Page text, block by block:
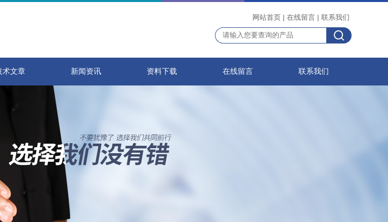
网站首页 | 在线留言 | 联系我们
术文章 新闻资讯 资料下载 在线留言 联系我们